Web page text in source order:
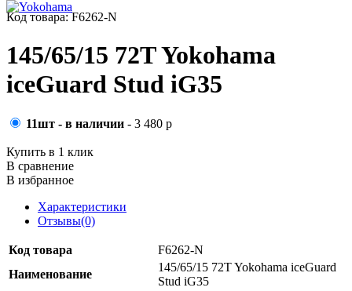
Код товара: F6262-N
145/65/15 72T Yokohama
iceGuard Stud iG35
11шт - в наличии - 3 480 р
Купить в 1 клик
В сравнение
В избранное
Характеристики
Отзывы(0)
Код товара
F6262-N
Наименование
145/65/15 72T Yokohama iceGuard
Stud iG35